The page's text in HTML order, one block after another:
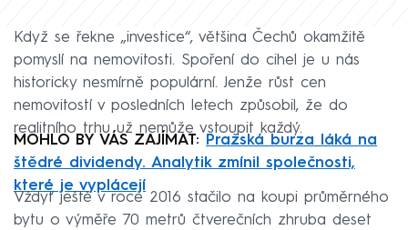
Když se řekne „investice“, většina Čechů okamžitě
pomyslí na nemovitosti. Spoření do cihel je u nás
historicky nesmírně populární. Jenže růst cen
nemovitostí v posledních letech způsobil, že do
realitního trhu už nemůže vstoupit každý.
MOHLO BY VÁS ZAJÍMAT:
Pražská burza láká na
štědré dividendy. Analytik zmínil společnosti,
které je vyplácejí
Vždyť ještě v roce 2016 stačilo na koupi průměrného
bytu o výměře 70 metrů čtverečních zhruba deset